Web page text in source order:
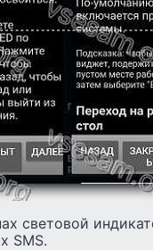
световой
SMS.